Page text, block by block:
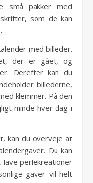
små pakker med
som de kan
med billeder.
der er gået, og
Derefter kan du
billederne,
klemmer. På den
minde hver dag i
kan du overveje at
Du kan
perlekreationer
gaver vil helt